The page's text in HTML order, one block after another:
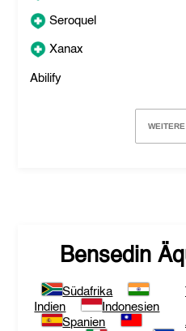
Seroquel
Xanax
Abilify
Bensedin
Südafrika
Indien
Indonesien
Spanien